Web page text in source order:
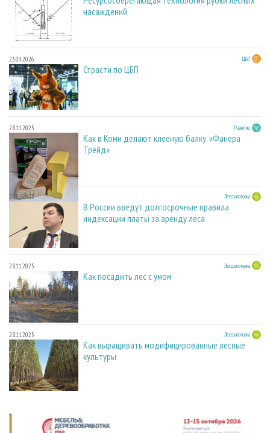
насаждений
23.03.2026 ЦБП
Страсти по ЦБП
28.11.2025 Развитие
Как в Коми делают клееную балку. «Фанера
Трейд»
28.11.2025 Лесозаготовка
В России введут долгосрочные правила
индексации платы за аренду леса
28.11.2025 Лесозаготовка
Как посадить лес с умом
28.11.2025 Лесозаготовка
Как выращивать модифицированные лесные
культуры